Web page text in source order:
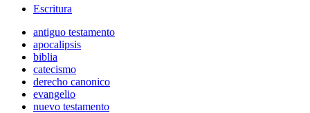
Escritura
antiguo testamento
apocalipsis
biblia
catecismo
derecho canonico
evangelio
nuevo testamento